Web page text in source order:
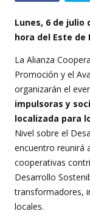
event
Lunes, 6 de julio
hora del Este de
La Alianza
Promoción y el
organizarán el
impulsoras y
localizada para
Nivel sobre el
encuentro reunirá
cooperativas
Desarrollo
transformadores,
locales.